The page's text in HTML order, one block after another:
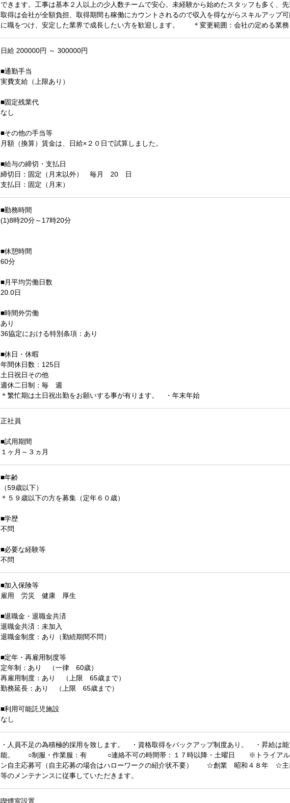
できます。工事は基本２人以上の少人数チームで安心。未経験から始めたスタッフも多く、
取得は会社が全額負担、取得期間も稼働にカウントされるので収入を得ながらスキルアップ
に職をつけ、安定した業界で成長したい方を歓迎します。 ＊変更範囲：会社の定める業務
日給 200000円 ～ 300000円
■通勤手当
実費支給（上限あり）
■固定残業代
なし
■その他の手当等
月額（換算）賃金は、日給×２０日で試算しました。
■給与の締切・支払日
締切日：固定（月末以外） 毎月 20 日
支払日：固定（月末）
■勤務時間
(1)8時20分～17時20分
■休憩時間
60分
■月平均労働日数
20.0日
■時間外労働
あり
36協定における特別条項：あり
■休日・休暇
年間休日数：125日
土日祝日その他
週休二日制：毎 週
＊繁忙期は土日祝出勤をお願いする事が有ります。 ・年末年始
正社員
■試用期間
１ヶ月～３ヵ月
■年齢
（59歳以下）
＊５９歳以下の方を募集（定年６０歳）
■学歴
不問
■必要な経験等
不問
■加入保険等
雇用 労災 健康 厚生
■退職金・退職金共済
退職金共済：未加入
退職金制度：あり（勤続期間不問）
■定年・再雇用制度等
定年制：あり （一律 60歳）
再雇用制度：あり （上限 65歳まで）
勤務延長：あり （上限 65歳まで）
■利用可能託児施設
なし
・人員不足の為積極的採用を致します。 ・資格取得をバックアップ制度あり。 ・昇給は
能。 ○制服・作業服：有 ○連絡不可の時間帯：１７時以降・土曜日 ※トライアル
ン自主応募可（自主応募の場合はハローワークの紹介状不要） ☆創業 昭和４８年 ☆主
等のメンテナンスに従事していただきます。
喫煙室設置